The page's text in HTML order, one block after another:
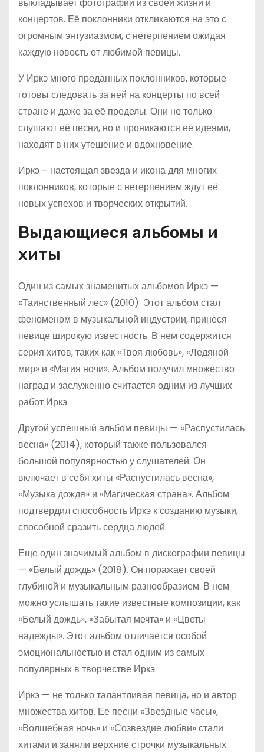
концертов. Её поклонники откликаются на это с
огромным энтузиазмом, с нетерпением ожидая
каждую новость от любимой певицы.
У Иркэ много преданных поклонников, которые
готовы следовать за ней на концерты по всей
стране и даже за её пределы. Они не только
слушают её песни, но и проникаются её идеями,
находят в них утешение и вдохновение.
Иркэ – настоящая звезда и икона для многих
поклонников, которые с нетерпением ждут её
новых успехов и творческих открытий.
Выдающиеся альбомы и
хиты
Один из самых знаменитых альбомов Иркэ —
«Таинственный лес» (2010). Этот альбом стал
феноменом в музыкальной индустрии, принеся
певице широкую известность. В нем содержится
серия хитов, таких как «Твоя любовь», «Ледяной
мир» и «Магия ночи». Альбом получил множество
наград и заслуженно считается одним из лучших
работ Иркэ.
Другой успешный альбом певицы — «Распустилась
весна» (2014), который также пользовался
большой популярностью у слушателей. Он
включает в себя хиты «Распустилась весна»,
«Музыка дождя» и «Магическая страна». Альбом
подтвердил способность Иркэ к созданию музыки,
способной сразить сердца людей.
Еще один значимый альбом в дискографии певицы
— «Белый дождь» (2018). Он поражает своей
глубиной и музыкальным разнообразием. В нем
можно услышать такие известные композиции, как
«Белый дождь», «Забытая мечта» и «Цветы
надежды». Этот альбом отличается особой
эмоциональностью и стал одним из самых
популярных в творчестве Иркэ.
Иркэ — не только талантливая певица, но и автор
множества хитов. Ее песни «Звездные часы»,
«Волшебная ночь» и «Созвездие любви» стали
хитами и заняли верхние строчки музыкальных